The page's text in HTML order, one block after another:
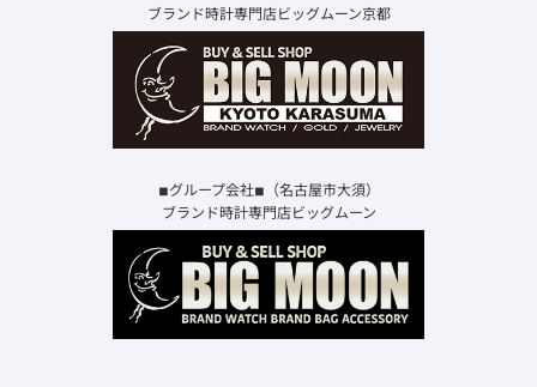
ブランド時計専門店ビッグムーン京都
◾︎グループ会社◾︎（名古屋市大須）
ブランド時計専門店ビッグムーン